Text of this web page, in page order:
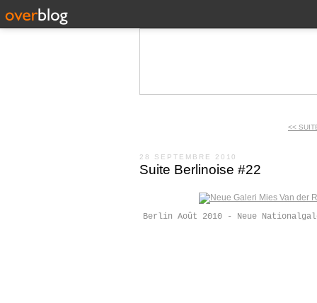
<<
28 SEPTEMBRE 2010
Suite Berlinoise #22
Berlin Août 2010 - Neue